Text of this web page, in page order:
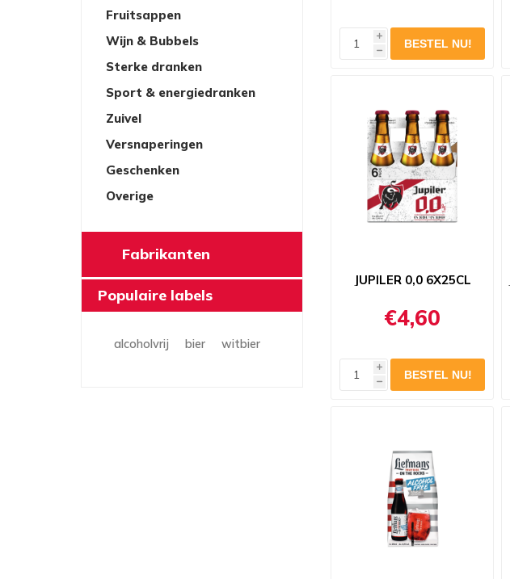
Fruitsappen
Wijn & Bubbels
Sterke dranken
Sport & energiedranken
Zuivel
Versnaperingen
Geschenken
Overige
Fabrikanten
Populaire labels
alcoholvrij bier witbier
i
h
JUPILER 0,0 6X25CL
€4,60
i
h